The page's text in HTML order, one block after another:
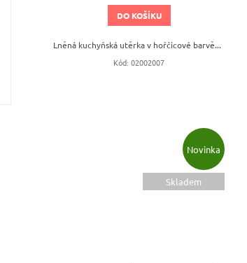
DO KOŠÍKU
Lněná kuchyňská utěrka v hořčicové barvě...
Kód:02002007
Novinka
Skladem